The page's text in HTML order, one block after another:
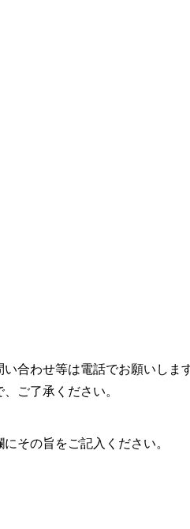
合わせ等は電話でお願いしま
ご了承ください。
その旨をご記入ください。